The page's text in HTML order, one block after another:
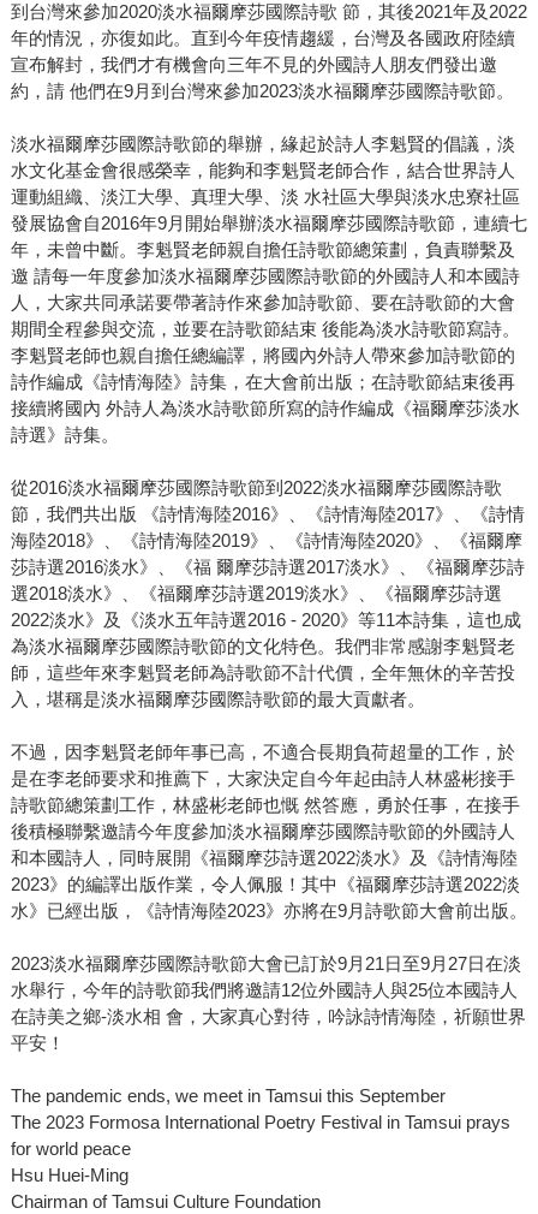
到台灣來參加2020淡水福爾摩莎國際詩歌 節，其後2021年及2022
年的情況，亦復如此。直到今年疫情趨緩，台灣及各國政府陸續
宣布解封，我們才有機會向三年不見的外國詩人朋友們發出邀
約，請 他們在9月到台灣來參加2023淡水福爾摩莎國際詩歌節。
淡水福爾摩莎國際詩歌節的舉辦，緣起於詩人李魁賢的倡議，淡
水文化基金會很感榮幸，能夠和李魁賢老師合作，結合世界詩人
運動組織、淡江大學、真理大學、淡 水社區大學與淡水忠寮社區
發展協會自2016年9月開始舉辦淡水福爾摩莎國際詩歌節，連續七
年，未曾中斷。李魁賢老師親自擔任詩歌節總策劃，負責聯繫及
邀 請每一年度參加淡水福爾摩莎國際詩歌節的外國詩人和本國詩
人，大家共同承諾要帶著詩作來參加詩歌節、要在詩歌節的大會
期間全程參與交流，並要在詩歌節結束 後能為淡水詩歌節寫詩。
李魁賢老師也親自擔任總編譯，將國內外詩人帶來參加詩歌節的
詩作編成《詩情海陸》詩集，在大會前出版；在詩歌節結束後再
接續將國內 外詩人為淡水詩歌節所寫的詩作編成《福爾摩莎淡水
詩選》詩集。
從2016淡水福爾摩莎國際詩歌節到2022淡水福爾摩莎國際詩歌
節，我們共出版 《詩情海陸2016》、《詩情海陸2017》、《詩情
海陸2018》、《詩情海陸2019》、《詩情海陸2020》、《福爾摩
莎詩選2016淡水》、《福 爾摩莎詩選2017淡水》、《福爾摩莎詩
選2018淡水》、《福爾摩莎詩選2019淡水》、《福爾摩莎詩選
2022淡水》及《淡水五年詩選2016 - 2020》等11本詩集，這也成
為淡水福爾摩莎國際詩歌節的文化特色。我們非常感謝李魁賢老
師，這些年來李魁賢老師為詩歌節不計代價，全年無休的辛苦投
入，堪稱是淡水福爾摩莎國際詩歌節的最大貢獻者。
不過，因李魁賢老師年事已高，不適合長期負荷超量的工作，於
是在李老師要求和推薦下，大家決定自今年起由詩人林盛彬接手
詩歌節總策劃工作，林盛彬老師也慨 然答應，勇於任事，在接手
後積極聯繫邀請今年度參加淡水福爾摩莎國際詩歌節的外國詩人
和本國詩人，同時展開《福爾摩莎詩選2022淡水》及《詩情海陸
2023》的編譯出版作業，令人佩服！其中《福爾摩莎詩選2022淡
水》已經出版，《詩情海陸2023》亦將在9月詩歌節大會前出版。
2023淡水福爾摩莎國際詩歌節大會已訂於9月21日至9月27日在淡
水舉行，今年的詩歌節我們將邀請12位外國詩人與25位本國詩人
在詩美之鄉-淡水相 會，大家真心對待，吟詠詩情海陸，祈願世界
平安！
The pandemic ends, we meet in Tamsui this September
The 2023 Formosa International Poetry Festival in Tamsui prays
for world peace
Hsu Huei-Ming
Chairman of Tamsui Culture Foundation